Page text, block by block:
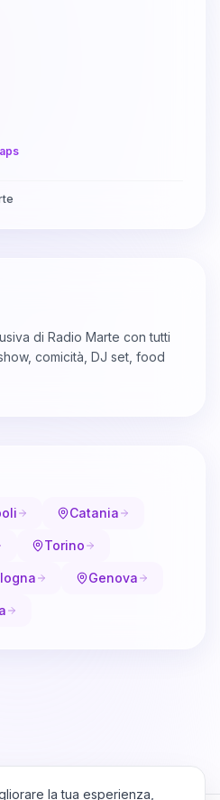
di Radio Marte con tutti
comicità, DJ set, food
Catania
Torino
Genova
la tua esperienza,